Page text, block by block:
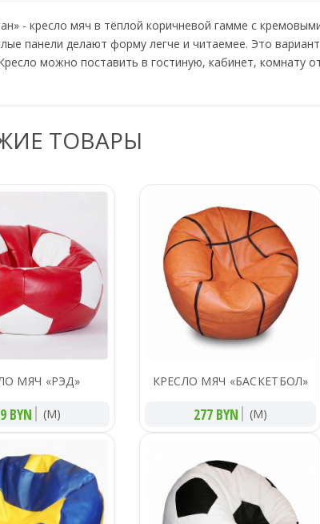
- кресло мяч в тёплой коричневой гамме с
панели делают форму легче и читаемее. Это
можно поставить в гостиную, кабинет, комнату
ТОВАРЫ
МЯЧ «РЭД»
BYN (M)
КРЕСЛО МЯЧ «БАСКЕТБОЛ»
277 BYN (M)